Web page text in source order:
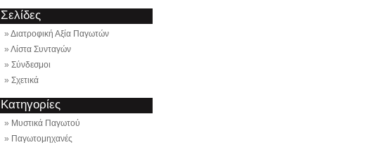
Σελίδες
Διατροφική Αξία Παγωτών
Λίστα Συνταγών
Σύνδεσμοι
Σχετικά
Κατηγορίες
Μυστικά Παγωτού
Παγωτομηχανές